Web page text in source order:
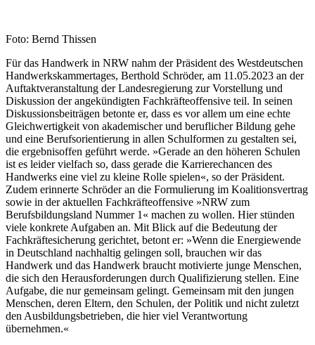
Foto: Bernd Thissen
Für das Handwerk in NRW nahm der Präsident des Westdeutschen
Handwerkskammertages, Berthold Schröder, am 11.05.2023 an der
Auftaktveranstaltung der Landesregierung zur Vorstellung und
Diskussion der angekündigten Fachkräfteoffensive teil. In seinen
Diskussionsbeiträgen betonte er, dass es vor allem um eine echte
Gleichwertigkeit von akademischer und beruflicher Bildung gehe
und eine Berufsorientierung in allen Schulformen zu gestalten sei,
die ergebnisoffen geführt werde. »Gerade an den höheren Schulen
ist es leider vielfach so, dass gerade die Karrierechancen des
Handwerks eine viel zu kleine Rolle spielen«, so der Präsident.
Zudem erinnerte Schröder an die Formulierung im Koalitionsvertrag
sowie in der aktuellen Fachkräfteoffensive »NRW zum
Berufsbildungsland Nummer 1« machen zu wollen. Hier stünden
viele konkrete Aufgaben an. Mit Blick auf die Bedeutung der
Fachkräftesicherung gerichtet, betont er: »Wenn die Energiewende
in Deutschland nachhaltig gelingen soll, brauchen wir das
Handwerk und das Handwerk braucht motivierte junge Menschen,
die sich den Herausforderungen durch Qualifizierung stellen. Eine
Aufgabe, die nur gemeinsam gelingt. Gemeinsam mit den jungen
Menschen, deren Eltern, den Schulen, der Politik und nicht zuletzt
den Ausbildungsbetrieben, die hier viel Verantwortung
übernehmen.«